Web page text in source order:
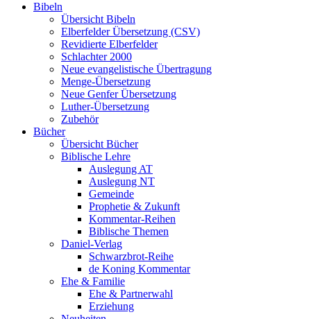
Bibeln
Übersicht Bibeln
Elberfelder Übersetzung (CSV)
Revidierte Elberfelder
Schlachter 2000
Neue evangelistische Übertragung
Menge-Übersetzung
Neue Genfer Übersetzung
Luther-Übersetzung
Zubehör
Bücher
Übersicht Bücher
Biblische Lehre
Auslegung AT
Auslegung NT
Gemeinde
Prophetie & Zukunft
Kommentar-Reihen
Biblische Themen
Daniel-Verlag
Schwarzbrot-Reihe
de Koning Kommentar
Ehe & Familie
Ehe & Partnerwahl
Erziehung